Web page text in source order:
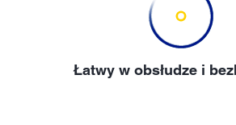
Łatwy w obsłudze i